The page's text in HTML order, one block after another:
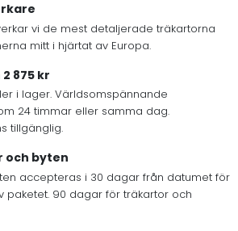
vi de mest detaljerade träkartorna
mitt i hjärtat av Europa.
875 kr
i lager. Världsomspännande
24 timmar eller samma dag.
tillgänglig.
och byten
accepteras i 30 dagar från datumet för
paketet. 90 dagar för träkartor och